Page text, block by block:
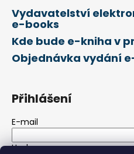
Vydavatelství
e-books
Kde bude e-kniha v
Objednávka vydání
Přihlášení
E-mail
Heslo